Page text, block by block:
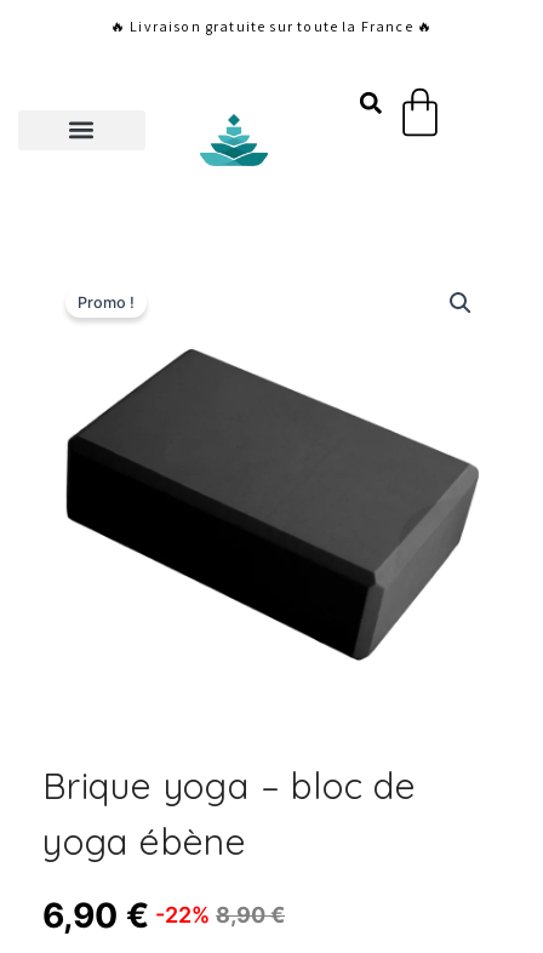
🔥 Livraison gratuite sur toute la France 🔥
Panier
Promo !
Brique yoga – bloc de
yoga ébène
6,90 € -22% 8,90€